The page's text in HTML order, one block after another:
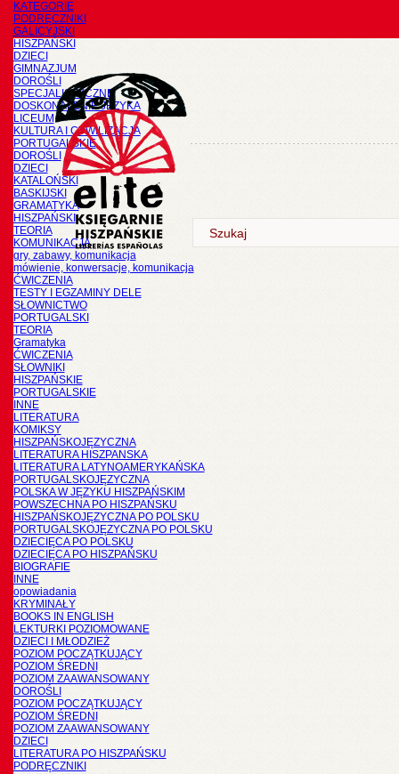
KATEGORIE
PODRĘCZNIKI
GALICYJSKI
HISZPAŃSKI
DZIECI
GIMNAZJUM
DOROŚLI
SPECJALISTYCZNE
DOSKONALENIE JĘZYKA
LICEUM
KULTURA I CYWILIZACJA
PORTUGALSKIE
DOROŚLI
DZIECI
KATALOŃSKI
BASKIJSKI
GRAMATYKA
HISZPAŃSKI
TEORIA
KOMUNIKACJA
gry, zabawy, komunikacja
mówienie, konwersacje, komunikacja
ĆWICZENIA
TESTY I EGZAMINY DELE
SŁOWNICTWO
PORTUGALSKI
TEORIA
Gramatyka
ĆWICZENIA
SŁOWNIKI
HISZPAŃSKIE
PORTUGALSKIE
INNE
LITERATURA
KOMIKSY
HISZPAŃSKOJĘZYCZNA
LITERATURA HISZPANSKA
LITERATURA LATYNOAMERYKAŃSKA
PORTUGALSKOJĘZYCZNA
POLSKA W JĘZYKU HISZPAŃSKIM
POWSZECHNA PO HISZPAŃSKU
HISZPAŃSKOJĘZYCZNA PO POLSKU
PORTUGALSKOJĘZYCZNA PO POLSKU
DZIECIĘCA PO POLSKU
DZIECIĘCA PO HISZPAŃSKU
BIOGRAFIE
INNE
opowiadania
KRYMINAŁY
BOOKS IN ENGLISH
LEKTURKI POZIOMOWANE
DZIECI I MŁODZIEŻ
POZIOM POCZĄTKUJĄCY
POZIOM ŚREDNI
POZIOM ZAAWANSOWANY
DOROŚLI
POZIOM POCZĄTKUJĄCY
POZIOM ŚREDNI
POZIOM ZAAWANSOWANY
DZIECI
LITERATURA PO HISZPAŃSKU
PODRĘCZNIKI